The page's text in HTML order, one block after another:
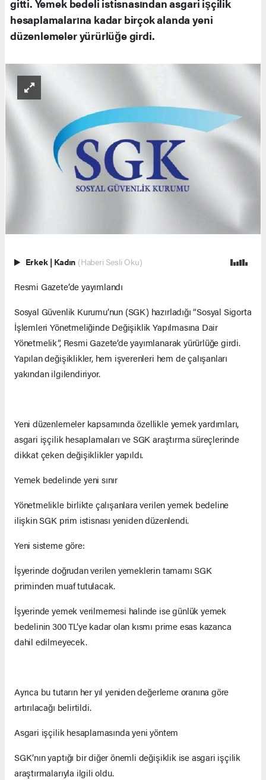
gitti. Yemek bedeli istisnasından asgari işçilik
hesaplamalarına kadar birçok alanda yeni
düzenlemeler yürürlüğe girdi.
Erkek | Kadın (Haberi Sesli Oku)
Resmi Gazete’de yayımlandı
Sosyal Güvenlik Kurumu’nun (SGK) hazırladığı “Sosyal Sigorta
İşlemleri Yönetmeliğinde Değişiklik Yapılmasına Dair
Yönetmelik”, Resmi Gazete’de yayımlanarak yürürlüğe girdi.
Yapılan değişiklikler, hem işverenleri hem de çalışanları
yakından ilgilendiriyor.
Yeni düzenlemeler kapsamında özellikle yemek yardımları,
asgari işçilik hesaplamaları ve SGK araştırma süreçlerinde
dikkat çeken değişiklikler yapıldı.
Yemek bedelinde yeni sınır
Yönetmelikle birlikte çalışanlara verilen yemek bedeline
ilişkin SGK prim istisnası yeniden düzenlendi.
Yeni sisteme göre:
İşyerinde doğrudan verilen yemeklerin tamamı SGK
priminden muaf tutulacak.
İşyerinde yemek verilmemesi halinde ise günlük yemek
bedelinin 300 TL’ye kadar olan kısmı prime esas kazanca
dahil edilmeyecek.
Ayrıca bu tutarın her yıl yeniden değerleme oranına göre
artırılacağı belirtildi.
Asgari işçilik hesaplamasında yeni yöntem
SGK’nın yaptığı bir diğer önemli değişiklik ise asgari işçilik
araştırmalarıyla ilgili oldu.